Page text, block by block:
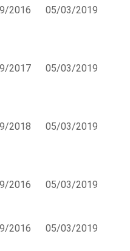
2016 05/03/2019
2017 05/03/2019
2018 05/03/2019
2016 05/03/2019
2016 05/03/2019